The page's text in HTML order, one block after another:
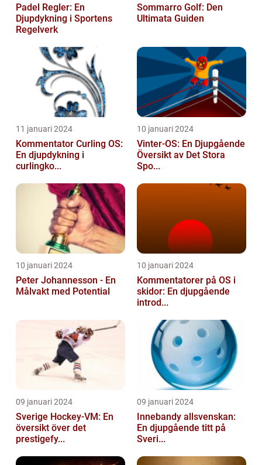
Padel Regler: En
Djupdykning i Sportens
Regelverk
Sommarro Golf: Den
Ultimata Guiden
11 januari 2024
Kommentator Curling OS:
En djupdykning i
curlingko...
10 januari 2024
Vinter-OS: En Djupgående
Översikt av Det Stora
Spo...
10 januari 2024
Peter Johannesson - En
Målvakt med Potential
10 januari 2024
Kommentatorer på OS i
skidor: En djupgående
introd...
09 januari 2024
Sverige Hockey-VM: En
översikt över det
prestigefy...
09 januari 2024
Innebandy allsvenskan:
En djupgående titt på
Sveri...